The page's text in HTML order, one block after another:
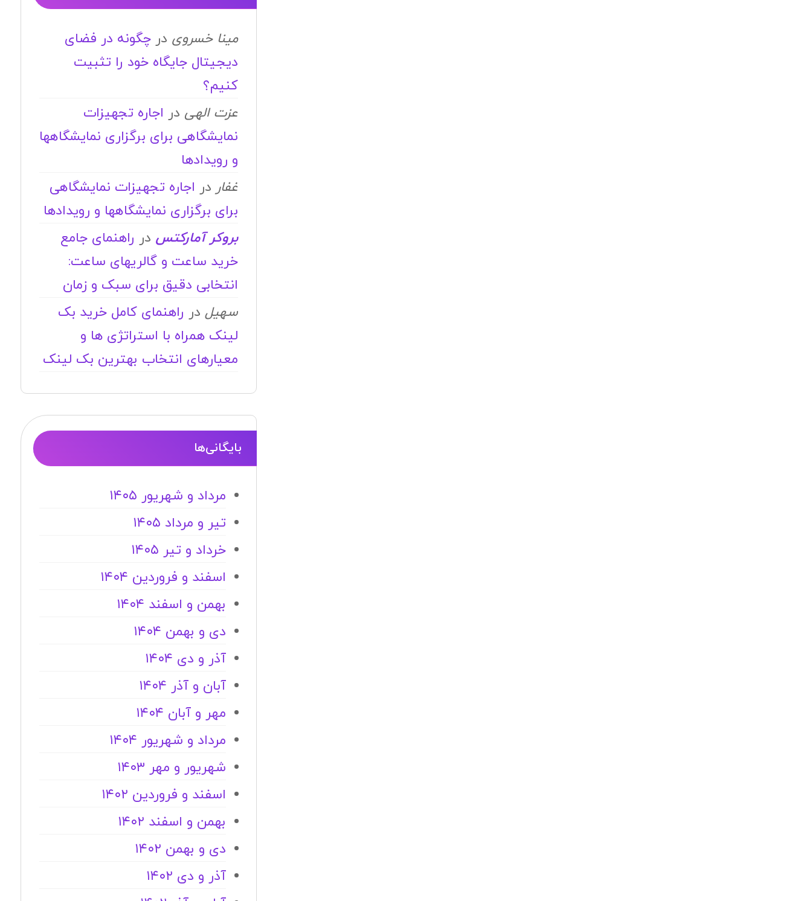
مینا خسروی در چگونه در فضای
دیجیتال جایگاه خود را تثبیت
کنیم؟
عزت الهی در اجاره تجهیزات
نمایشگاهی برای برگزاری نمایشگاهها
و رویدادها
غفار در اجاره تجهیزات نمایشگاهی
برای برگزاری نمایشگاهها و رویدادها
بروکر آمارکتس در راهنمای جامع
خرید ساعت و گالریهای ساعت:
انتخابی دقیق برای سبک و زمان
سهیلدر راهنمای کامل خرید بک
لینک همراه با استراتژی ها و
معیارهای انتخاب بهترین بک لینک
بایگانی‌ها
مرداد و شهریور ۱۴۰۵
تیر و مرداد ۱۴۰۵
خرداد و تیر ۱۴۰۵
اسفند و فروردین ۱۴۰۴
بهمن و اسفند ۱۴۰۴
دی و بهمن ۱۴۰۴
آذر و دی ۱۴۰۴
آبان و آذر ۱۴۰۴
مهر و آبان ۱۴۰۴
مرداد و شهریور ۱۴۰۴
شهریور و مهر ۱۴۰۳
اسفند و فروردین ۱۴۰۲
بهمن و اسفند ۱۴۰۲
دی و بهمن ۱۴۰۲
آذر و دی ۱۴۰۲